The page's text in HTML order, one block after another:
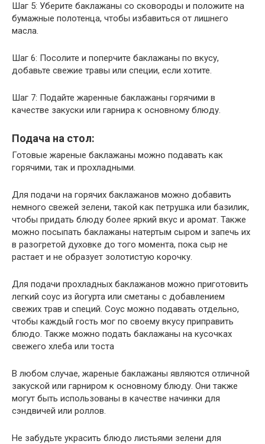
Шаг 5: Уберите баклажаны со сковороды и положите на
бумажные полотенца, чтобы избавиться от лишнего
масла.
Шаг 6: Посолите и поперчите баклажаны по вкусу,
добавьте свежие травы или специи, если хотите.
Шаг 7: Подайте жаренные баклажаны горячими в
качестве закуски или гарнира к основному блюду.
Подача на стол:
Готовые жареные баклажаны можно подавать как
горячими, так и прохладными.
Для подачи на горячих баклажанов можно добавить
немного свежей зелени, такой как петрушка или базилик,
чтобы придать блюду более яркий вкус и аромат. Также
можно посыпать баклажаны натертым сыром и запечь их
в разогретой духовке до того момента, пока сыр не
растает и не образует золотистую корочку.
Для подачи прохладных баклажанов можно приготовить
легкий соус из йогурта или сметаны с добавлением
свежих трав и специй. Соус можно подавать отдельно,
чтобы каждый гость мог по своему вкусу приправить
блюдо. Также можно подать баклажаны на кусочках
свежего хлеба или тоста
В любом случае, жареные баклажаны являются отличной
закуской или гарниром к основному блюду. Они также
могут быть использованы в качестве начинки для
сэндвичей или роллов.
Не забудьте украсить блюдо листьями зелени для